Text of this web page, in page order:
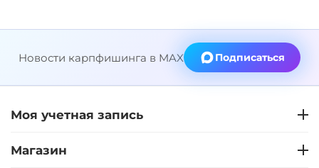
Новости карпфишинга в MAX Подписаться
Моя учетная запись
Магазин